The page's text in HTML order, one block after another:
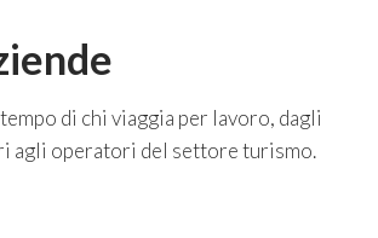
di chi viaggia per lavoro, dagli
agli operatori del settore turismo.